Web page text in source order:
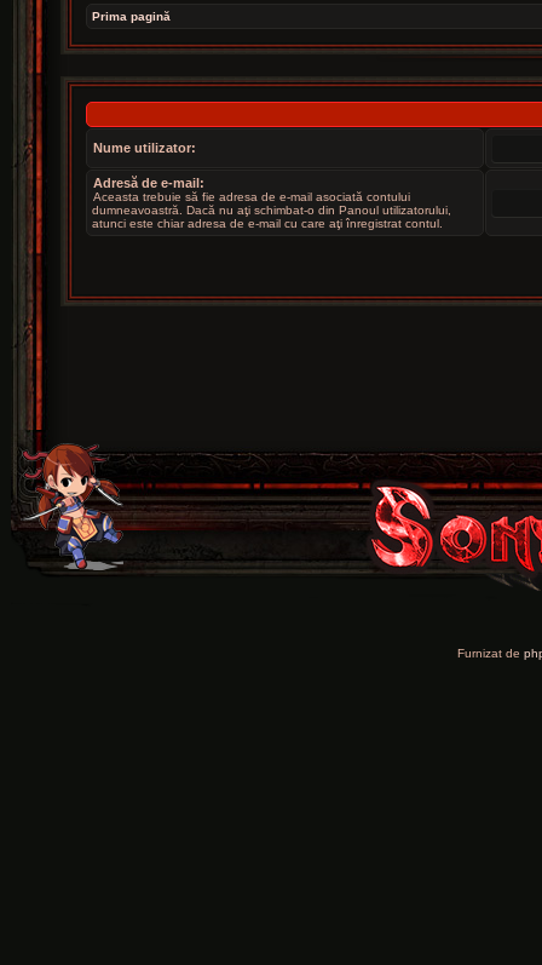
Prima pagină
Nume utilizator:
Adresă de e-mail:
Aceasta trebuie să fie adresa de e-mail asociată contului
dumneavoastră. Dacă nu aţi schimbat-o din Panoul utilizatorului,
atunci este chiar adresa de e-mail cu care aţi înregistrat contul.
Furnizat de